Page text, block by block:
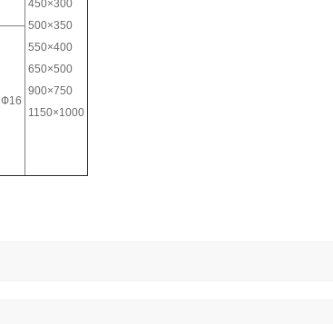
450×300
500×350
550×400
650×500
900×750
1150×1000
Ф16